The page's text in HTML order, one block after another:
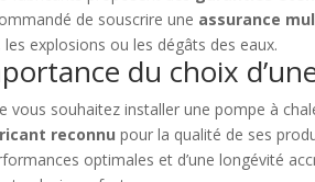
de souscrire une assurance
explosions ou les dégâts des eaux.
du choix
vous souhaitez installer une pompe à
reconnu pour la qualité de ses
optimales et d’une longévité